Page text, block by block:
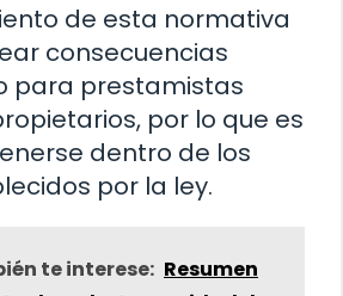
de esta normativa
consecuencias
para prestamistas
por lo que es
dentro de los
por la ley.
te interese: Resumen